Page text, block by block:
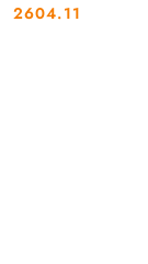
Cena:
2604.11